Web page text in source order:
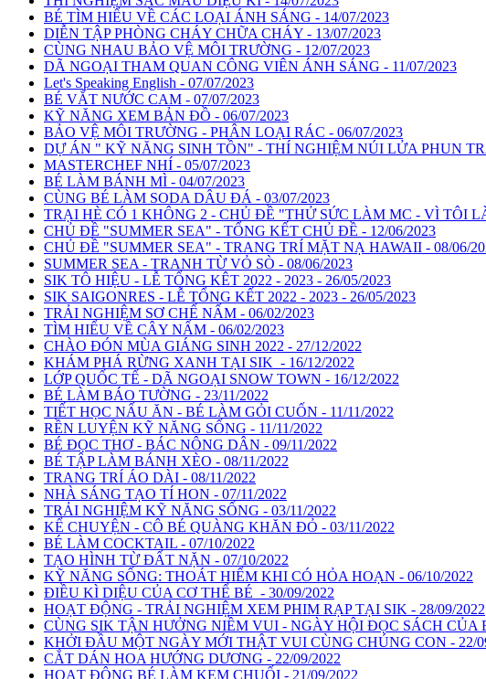
BÉ TÌM HIỂU VỀ CÁC LOẠI ÁNH SÁNG - 14/07/2023
DIỄN TẬP PHÒNG CHÁY CHỮA CHÁY - 13/07/2023
CÙNG NHAU BẢO VỆ MÔI TRƯỜNG - 12/07/2023
DÃ NGOẠI THAM QUAN CÔNG VIÊN ÁNH SÁNG - 11/07/2023
Let's Speaking English - 07/07/2023
BÉ VẮT NƯỚC CAM - 07/07/2023
KỸ NĂNG XEM BẢN ĐỒ - 06/07/2023
BẢO VỆ MÔI TRƯỜNG - PHÂN LOẠI RÁC - 06/07/2023
DỰ ÁN " KỸ NĂNG SINH TỒN" - THÍ NGHIỆM NÚI LỬA PHUN
MASTERCHEF NHÍ - 05/07/2023
BÉ LÀM BÁNH MÌ - 04/07/2023
CÙNG BÉ LÀM SODA DÂU ĐÁ - 03/07/2023
TRẠI HÈ CÓ 1 KHÔNG 2 - CHỦ ĐỀ "THỬ SỨC LÀM MC - VÌ TÔI
CHỦ ĐỀ "SUMMER SEA" - TỔNG KẾT CHỦ ĐỀ - 12/06/2023
CHỦ ĐỀ "SUMMER SEA" - TRANG TRÍ MẶT NẠ HAWAII - 08/06/
SUMMER SEA - TRANH TỪ VỎ SÒ - 08/06/2023
SIK TÔ HIỆU - LỄ TỔNG KÊT 2022 - 2023 - 26/05/2023
SIK SAIGONRES - LỄ TỔNG KẾT 2022 - 2023 - 26/05/2023
TRẢI NGHIỆM SƠ CHẾ NẤM - 06/02/2023
TÌM HIỂU VỀ CÂY NẤM - 06/02/2023
CHÀO ĐÓN MÙA GIÁNG SINH 2022 - 27/12/2022
KHÁM PHÁ RỪNG XANH TẠI SIK - 16/12/2022
LỚP QUỐC TẾ - DÃ NGOẠI SNOW TOWN - 16/12/2022
BÉ LÀM BÁO TƯỜNG - 23/11/2022
TIẾT HỌC NẤU ĂN - BÉ LÀM GỎI CUỐN - 11/11/2022
RỀN LUYỆN KỸ NĂNG SỐNG - 11/11/2022
BÉ ĐỌC THƠ - BÁC NÔNG DÂN - 09/11/2022
BÉ TẬP LÀM BÁNH XÈO - 08/11/2022
TRANG TRÍ ÁO DÀI - 08/11/2022
NHÀ SÁNG TẠO TÍ HON - 07/11/2022
TRẢI NGHIỆM KỸ NĂNG SỐNG - 03/11/2022
KỂ CHUYỆN - CÔ BÉ QUÀNG KHĂN ĐỎ - 03/11/2022
BÉ LÀM COCKTAIL - 07/10/2022
TẠO HÌNH TỪ ĐẤT NẶN - 07/10/2022
KỸ NĂNG SỐNG: THOÁT HIỂM KHI CÓ HỎA HOẠN - 06/10/2022
ĐIỀU KÌ DIỆU CỦA CƠ THỂ BÉ - 30/09/2022
HOẠT ĐỘNG - TRẢI NGHIỆM XEM PHIM RẠP TẠI SIK - 28/09/2022
CÙNG SIK TẬN HƯỞNG NIỀM VUI - NGÀY HỘI ĐỌC SÁCH CỦA
KHỞI ĐẦU MỘT NGÀY MỚI THẬT VUI CÙNG CHÚNG CON - 22/
CẮT DÁN HOA HƯỚNG DƯƠNG - 22/09/2022
HOẠT ĐỘNG BÉ LÀM KEM CHUỐI - 21/09/2022